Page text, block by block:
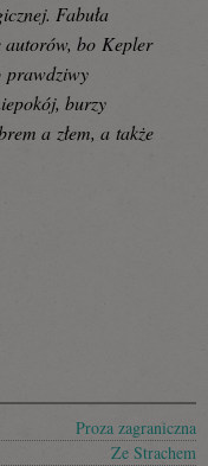
Fabuła
autorów, bo Kepler
prawdziwy
burzy
a złem, a także
Proza zagraniczna
Ze Strachem